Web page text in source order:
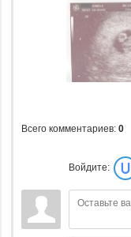
Всего комментариев: 0
Войдите: